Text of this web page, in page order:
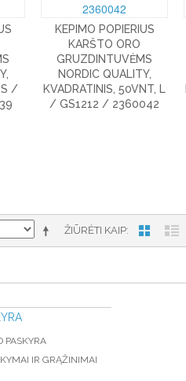
S /
KEPIMO POPIERIUS
KARŠTO ORO
GRUZDINTUVĖMS
NORDIC QUALITY,
KVADRATINIS, 50VNT, L
/ GS1212 / 2360042
ŽIŪRĖTI KAIP
PASKYRA
IR GRĄŽINIMAI